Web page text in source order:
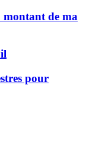
de ma
pour